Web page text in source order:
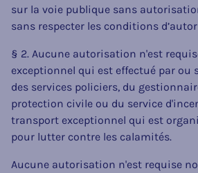
sur la voie publique sans
sans respecter les conditions
§ 2. Aucune autorisation n'est
exceptionnel qui est effectué par ou
des services policiers, du
protection civile ou du service
transport exceptionnel qui est
pour lutter contre les calamités.
Aucune autorisation n'est requise